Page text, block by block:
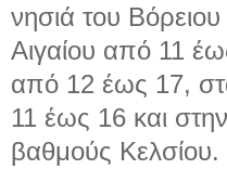
νησιά του Βόρειου
Αιγαίου από 11
από 12 έως 17,
11 έως 16 και
βαθμούς Κελσίου.